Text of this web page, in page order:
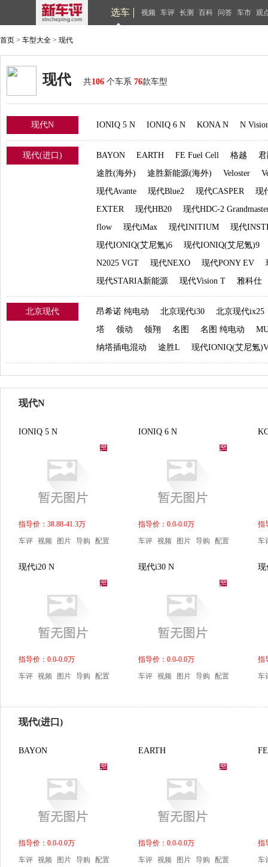
选车 视频 车评 长测 百科 问答 车市 观
首页 > 车型大全 > 现代
现代 共106 个车系 76款车型
现代N IONIQ 5 N IONIQ 6 N KONA N N
现代(进口) BAYON EARTH FE Fuel Cell 格越
途胜(海外)
途胜新能源(海外) Veloster
现代Avante
现代Blue2 现代CASPER
现
EXTER
现代HB20
现代HDC-2
flow
现代iMax 现代INITIUM
现代
现代IONIQ(艾尼氪)6
现代IONIQ(艾尼氪)9
N2025 VGT
现代NEXO 现代PONY EV
现代STARIA新能源
现代Vision T 雅科仕
北京现代 昂希诺 纯电动 北京现代i30
北京现代ix25
塔
领动 领翔 名图 名图 纯电动
纳塔插电混动
途胜L 现代IONIQ(艾尼氪
现代N
IONIQ 5 N
指导价：38.88-41.3万
车评 视频 图片 导购 配置
IONIQ 6 N
指导价：0.0-0.0万
车评 视频 图片 导购 配置
指
车
现代i20 N
指导价：0.0-0.0万
车评 视频 图片 导购 配置
现代i30 N
指导价：0.0-0.0万
车评 视频 图片 导购 配置
现
指
车
现代(进口)
BAYON
指导价：0.0-0.0万
车评 视频 图片 导购 配置
EARTH
指导价：0.0-0.0万
车评 视频 图片 导购 配置
指
车